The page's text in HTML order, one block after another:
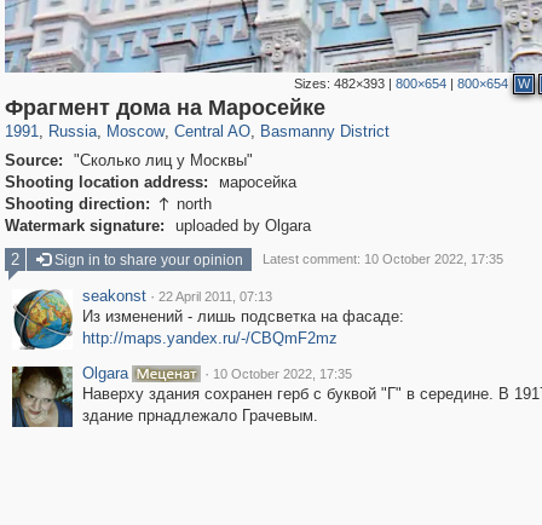
Sizes:482×393 |800×654 |800×654 W
Фрагмент дома на Маросейке
1991, Russia
1,405,755 29,243
, Moscow
319,716 8,286
, Central AO
159,930 5,916
, Basmanny District
13,198 520
Source:
"Сколько лиц у Москвы"
Shooting location address:
маросейка
Shooting direction:  north
Watermark signature:
uploaded by Olgara
2
Sign in to share your opinion Latest comment: 10 October 2022, 17:35
seakonst · 22 April 2011, 07:13
Из изменений - лишь подсветка на фасаде:
http://maps.yandex.ru/-/CBQmF2mz
Olgara
· 10 October 2022, 17:35
Наверху здания сохранен герб с буквой "Г" в середине. В
здание прнадлежало Грачевым.